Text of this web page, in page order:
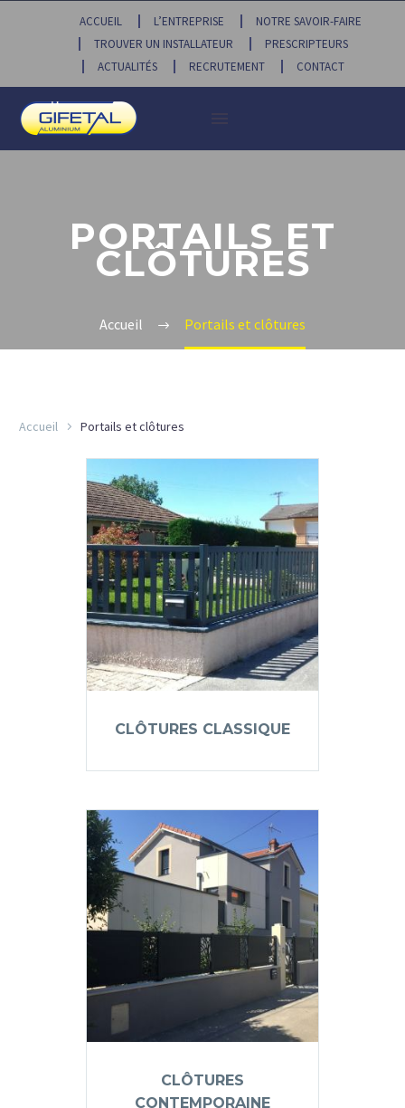
ACCUEIL L’ENTREPRISE
NOTRE SAVOIR-FAIRE
TROUVER UN INSTALLATEUR
PRESCRIPTEURS
ACTUALITÉS
RECRUTEMENT CONTACT
PORTAILS ET
CLÔTURES
Accueil Portails et clôtures
Accueil Portails et clôtures
CLÔTURES CLASSIQUE
CLÔTURES
CONTEMPORAINE